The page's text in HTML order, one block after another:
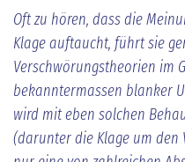
Oft zu hören, dass die
Klage auftaucht, führt sie
Verschwörungstheorien im
bekanntermassen blanker
wird mit eben solchen
(darunter die Klage um